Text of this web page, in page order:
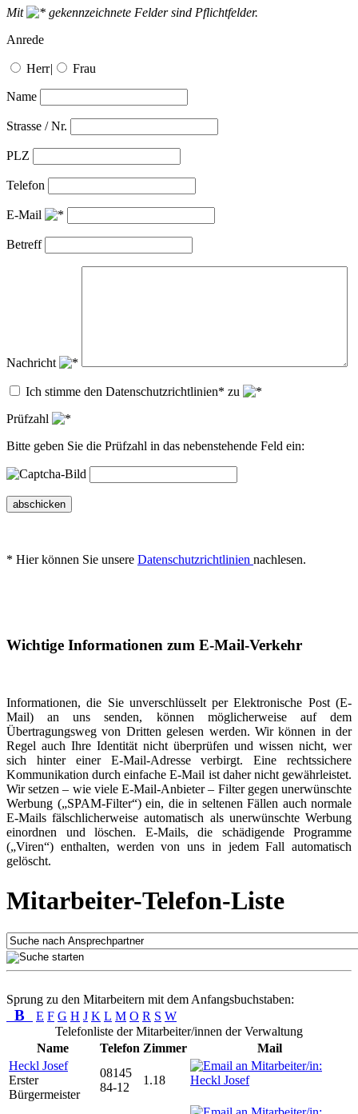
Mit
gekennzeichnete Felder sind Pflichtfelder.
Anrede
Herr| Frau
Name
Strasse / Nr.
PLZ
Telefon
E-Mail
Betreff
Nachricht
Ich stimme den Datenschutzrichtlinien* zu
Prüfzahl
Bitte geben Sie die Prüfzahl in das nebenstehende Feld ein:
abschicken
* Hier können Sie unsere Datenschutzrichtlinien nachlesen.
Wichtige Informationen zum E-Mail-Verkehr
Informationen, die Sie unverschlüsselt per Elektronische Post (E-
Mail) an uns senden, können möglicherweise auf dem
Übertragungsweg von Dritten gelesen werden. Wir können in der
Regel auch Ihre Identität nicht überprüfen und wissen nicht, wer
sich hinter einer E-Mail-Adresse verbirgt. Eine rechtssichere
Kommunikation durch einfache E-Mail ist daher nicht gewährleistet.
Wir setzen – wie viele E-Mail-Anbieter – Filter gegen unerwünschte
Werbung („SPAM-Filter“) ein, die in seltenen Fällen auch normale
E-Mails fälschlicherweise automatisch als unerwünschte Werbung
einordnen und löschen. E-Mails, die schädigende Programme
(„Viren“) enthalten, werden von uns in jedem Fall automatisch
gelöscht.
Mitarbeiter-Telefon-Liste
Sprung zu den Mitarbeitern mit dem Anfangsbuchstaben:
B E F G H J K L M O R S W
Telefonliste der Mitarbeiter/innen der Verwaltung
Name
Telefon Zimmer
Mail
Heckl Josef
Erster
Bürgermeister
08145
84-12
1.18